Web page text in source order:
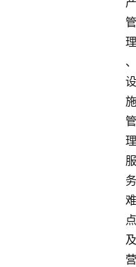
管
理
、
设
施
管
理
服
务
难
点
及
营